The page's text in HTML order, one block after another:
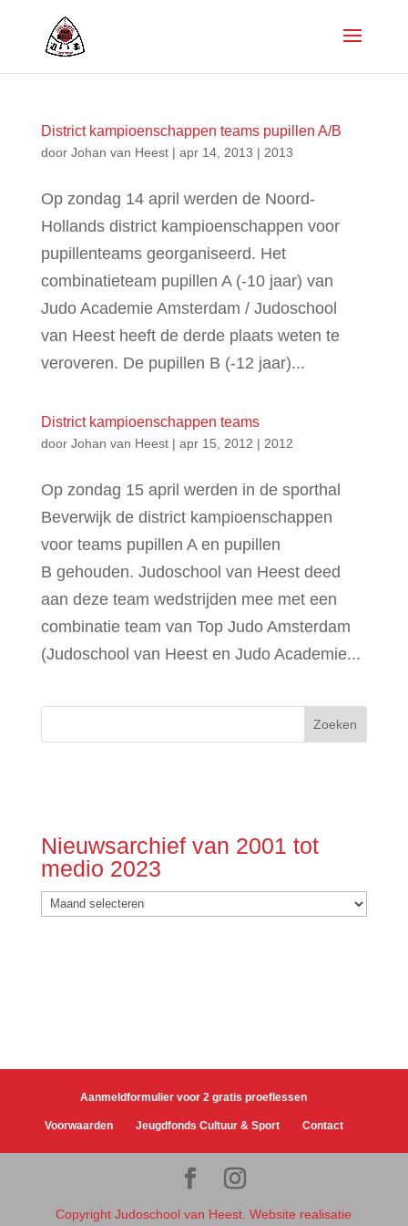
District kampioenschappen teams pupillen A/B
door Johan van Heest| apr 14, 2013 | 2013
Op zondag 14 april werden de Noord-
Hollands district kampioenschappen voor
pupillenteams georganiseerd. Het
combinatieteam pupillen A (-10 jaar) van
Judo Academie Amsterdam / Judoschool
van Heest heeft de derde plaats weten te
veroveren. De pupillen B (-12 jaar)...
District kampioenschappen teams
door Johan van Heest| apr 15, 2012 | 2012
Op zondag 15 april werden in de sporthal
Beverwijk de district kampioenschappen
voor teams pupillen A en pupillen
B gehouden. Judoschool van Heest deed
aan deze team wedstrijden mee met een
combinatie team van Top Judo Amsterdam
(Judoschool van Heest en Judo Academie...
Nieuwsarchief van 2001 tot
medio 2023
Nieuwsarchief
van
Aanmeldformulier voor 2 gratis proeflessen
Voorwaarden Jeugdfonds Cultuur & Sport Contact
Copyright Judoschool van Heest. Website realisatie